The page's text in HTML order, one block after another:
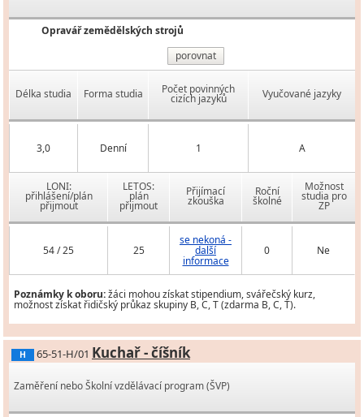
Opravář zemědělských strojů
porovnat
Délka studia Forma studia Počet povinných
cizích jazyků Vyučované jazyky
3,0 Denní 1 A
LONI:
přihlášení/plán
přijmout
LETOS:
plán
přijmout
Přijímací
zkouška
Roční
školné
Možnost
studia pro
ZP
54 / 25 25
se nekoná -
další
informace
0 Ne
Poznámky k oboru:žáci mohou získat stipendium, svářečský kurz,
možnost získat řidičský průkaz skupiny B, C, T (zdarma B, C, T).
H 65-51-H/01 Kuchař - číšník
Zaměření nebo Školní vzdělávací program (ŠVP)